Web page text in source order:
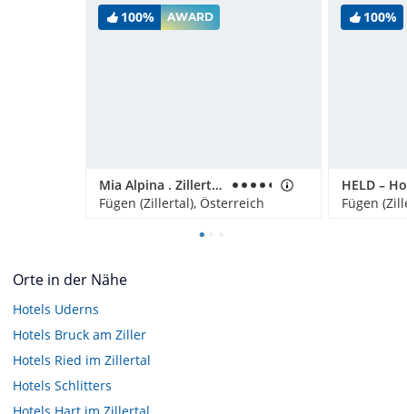
100% AWARD
Mia Alpina . Zillertal Family Retreat
Fügen (Zillertal), Österreich
100%
HELD –
Fügen
Orte in der Nähe
Hotels Uderns
Hotels Bruck am Ziller
Hotels Ried im Zillertal
Hotels Schlitters